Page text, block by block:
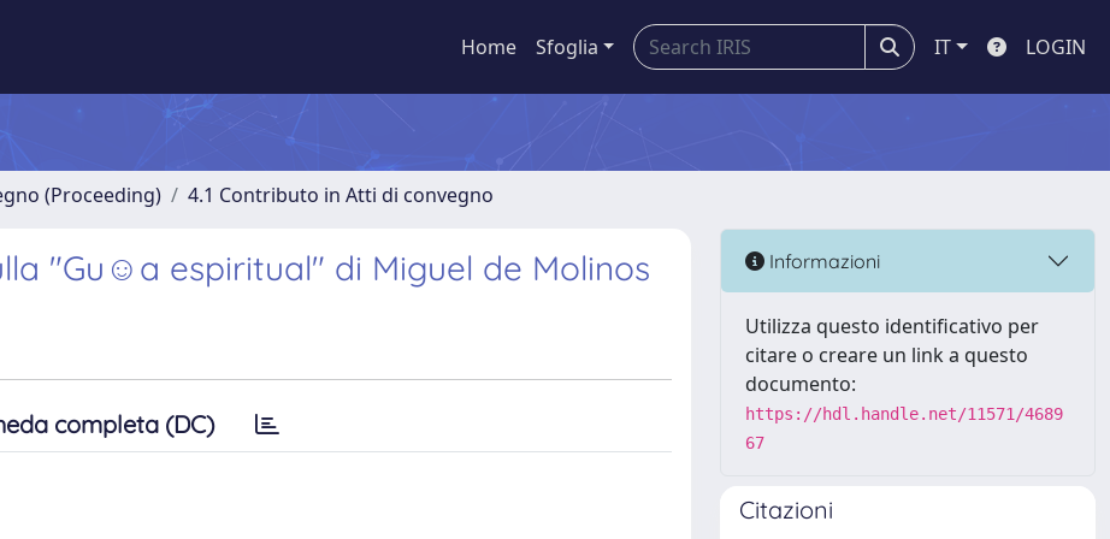
Home Sfoglia IT LOGIN
(Proceeding) 4.1 Contributo in Atti di convegno
"Gu☺a espiritual" di Miguel de Molinos
completa (DC)
Informazioni
Utilizza questo identificativo per
citare o creare un link a questo
documento:
https://hdl.handle.net/11571/4689
67
Citazioni